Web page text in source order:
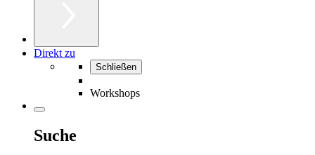
Direkt zu
Schließen
Workshops
Suche